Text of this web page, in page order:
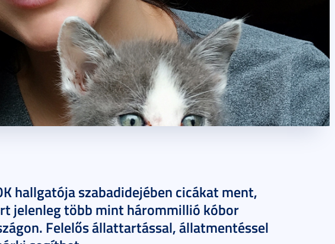
hallgatója szabadidejében cicákat ment,
jelenleg több mint hárommillió kóbor
Felelős állattartással, állatmentéssel